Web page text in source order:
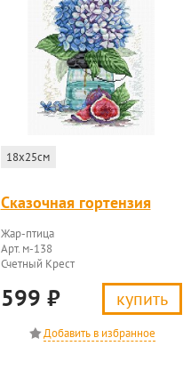
18x25см
Сказочная гортензия
Жар-птица
Арт. м-138
Счетный Крест
599 ₽ купить